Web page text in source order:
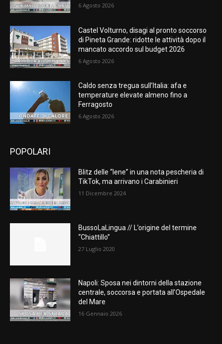
6 Agosto 2026
Castel Volturno, disagi al pronto soccorso
di Pineta Grande: ridotte le attività dopo il
mancato accordo sul budget 2026
6 Agosto 2026
Caldo senza tregua sull’Italia: afa e
temperature elevate almeno fino a
Ferragosto
6 Agosto 2026
POPOLARI
Blitz delle “Iene” in una nota pescheria di
TikTok, ma arrivano i Carabinieri
11 Dicembre 2024
BussoLaLingua // L’origine del termine
“Chiattillo”
27 Luglio 2020
Napoli: Sposa nei dintorni della stazione
centrale, soccorsa e portata all’Ospedale
del Mare
16 Gennaio 2026